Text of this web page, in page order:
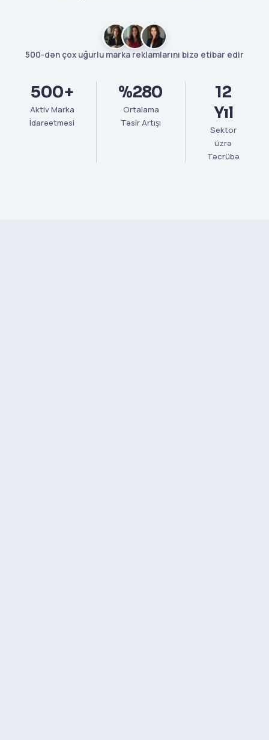
500-dən çox uğurlu marka reklamlarını bizə etibar edir
500+
Aktiv Marka
İdarəetməsi
%280
Ortalama
Təsir Artışı
12
Yıl
Sektor
üzrə
Təcrübə